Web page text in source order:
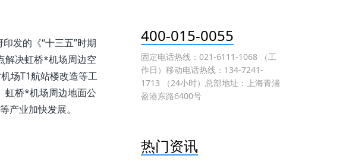
发的《“十三五”时期
解决虹桥*机场周边空
场T1航站楼改造等工
虹桥*机场周边地面公
产业加快发展。
400-015-0055
固定电话热线：021-6111-1068 （工
作日）移动电话热线：134-7241-
1713 （24小时）总部地址：上海青浦
盈港东路6400号
热门资讯